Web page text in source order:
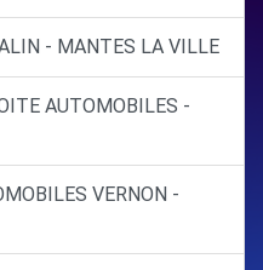
- MANTES LA VILLE
AUTOMOBILES -
VERNON -